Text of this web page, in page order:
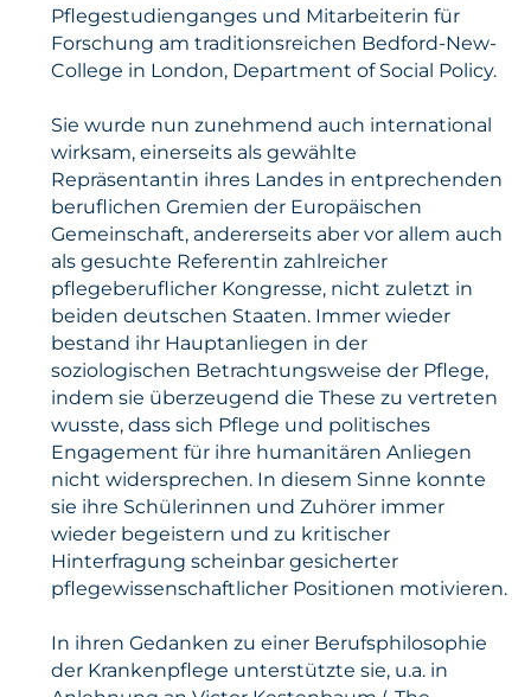
Pflegestudienganges und Mitarbeiterin für
Forschung am traditionsreichen Bedford-New-
College in London, Department of Social Policy.
Sie wurde nun zunehmend auch international
wirksam, einerseits als gewählte
Repräsentantin ihres Landes in entprechenden
beruflichen Gremien der Europäischen
Gemeinschaft, andererseits aber vor allem auch
als gesuchte Referentin zahlreicher
pflegeberuflicher Kongresse, nicht zuletzt in
beiden deutschen Staaten. Immer wieder
bestand ihr Hauptanliegen in der
soziologischen Betrachtungsweise der Pflege,
indem sie überzeugend die These zu vertreten
wusste, dass sich Pflege und politisches
Engagement für ihre humanitären Anliegen
nicht widersprechen. In diesem Sinne konnte
sie ihre Schülerinnen und Zuhörer immer
wieder begeistern und zu kritischer
Hinterfragung scheinbar gesicherter
pflegewissenschaftlicher Positionen motivieren.
In ihren Gedanken zu einer Berufsphilosophie
der Krankenpflege unterstützte sie, u.a. in